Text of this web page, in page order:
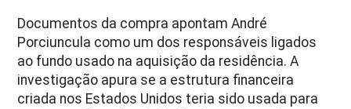
Documentos da compra apontam André
Porciuncula como um dos responsáveis ligados
ao fundo usado na aquisição da residência. A
investigação apura se a estrutura financeira
criada nos Estados Unidos teria sido usada para